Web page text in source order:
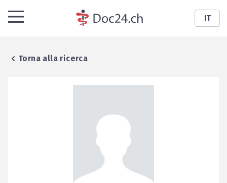
IT
Torna alla ricerca